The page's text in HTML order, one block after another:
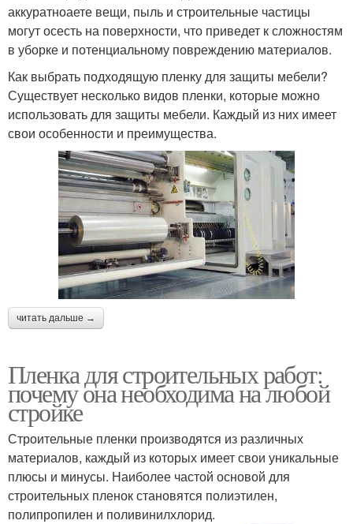
аккуратноаете вещи, пыль и строительные частицы
могут осесть на поверхности, что приведет к сложностям
в уборке и потенциальному повреждению материалов.
Как выбрать подходящую пленку для защиты мебели?
Существует несколько видов пленки, которые можно
использовать для защиты мебели. Каждый из них имеет
свои особенности и преимущества.
читать дальше →
Пленка для строительных работ:
почему она необходима на любой
стройке
Строительные пленки производятся из различных
материалов, каждый из которых имеет свои уникальные
плюсы и минусы. Наиболее частой основой для
строительных пленок становятся полиэтилен,
полипропилен и поливинилхлорид.